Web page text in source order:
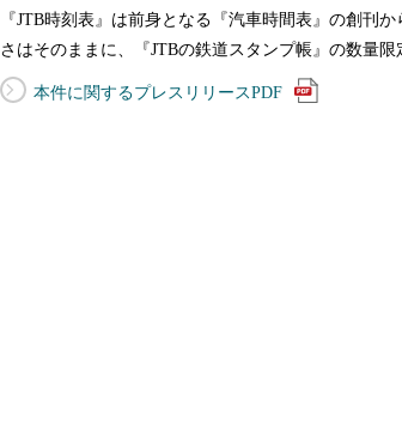
『JTB時刻表』は前身となる『汽車時間表』の創刊
さはそのままに、『JTBの鉄道スタンプ帳』の数量
本件に関するプレスリリースPDF